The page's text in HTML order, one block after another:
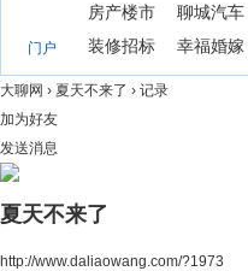
门户
房产楼市 聊城汽车
装修招标
幸福婚嫁
大聊网 › 夏天不来了 › 记录
加为好友
发送消息
夏天不来了
http://www.daliaowang.com/?1973